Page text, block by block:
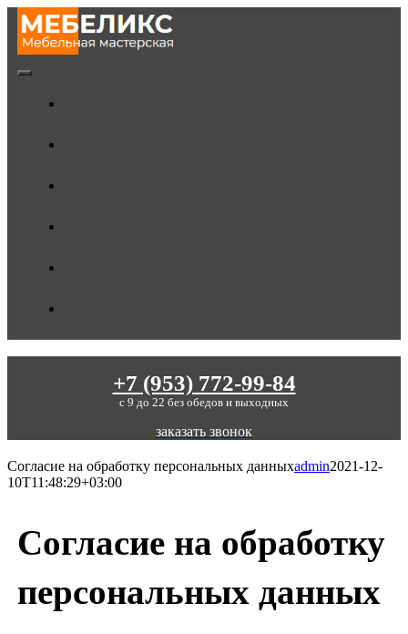
Skip
content
+7 (953) 772-99-84
c 9 до 22 без обедов и выходных
заказать звонок
Согласие на обработку персональных данныхadmin2021-12-
10T11:48:29+03:00
Согласие на обработку
персональных данных